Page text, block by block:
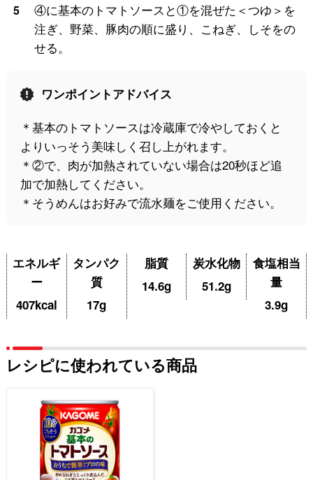
5
④に基本のトマトソースと①を混ぜた＜つゆ＞を
注ぎ、野菜、豚肉の順に盛り、こねぎ、しそをの
せる。
ワンポイントアドバイス
＊基本のトマトソースは冷蔵庫で冷やしておくと
よりいっそう美味しく召し上がれます。
＊②で、肉が加熱されていない場合は20秒ほど追
加で加熱してください。
＊そうめんはお好みで流水麺をご使用ください。
エネルギ
ー
407kcal
タンパク
質
17g
脂質
14.6g
炭水化物
51.2g
食塩相当
量
3.9g
レシピに使われている商品